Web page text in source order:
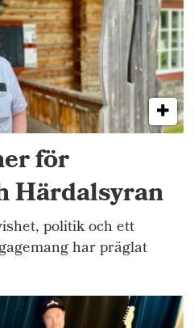
för
Härdalsyran
politik och ett
har präglat